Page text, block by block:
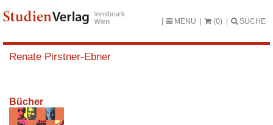
MENU (0) SUCHE
Renate Pirstner-Ebner
Bücher